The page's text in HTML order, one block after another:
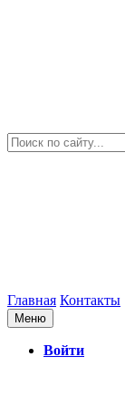
Главная Контакты
Меню
Войти